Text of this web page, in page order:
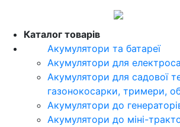
Каталог товарів
Акумулятори та батареї
Акумулятори для
Акумулятори для садової
газонокосарки, тримери,
Акумулятори до
Акумулятори до міні-